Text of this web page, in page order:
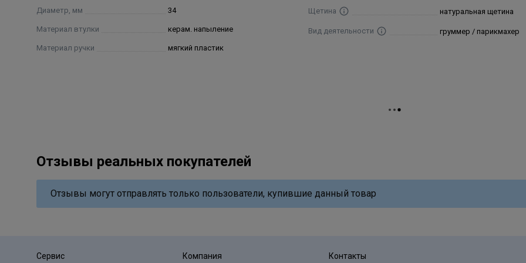
Диаметр, мм 34
Материал втулки керам. напыление
Материал ручки мягкий пластик
Щетина натуральная щетина
Вид деятельности груммер / парикмахер
Отзывы реальных покупателей
Отзывы могут отправлять только пользователи, купившие данный товар
Сервис Компания Контакты